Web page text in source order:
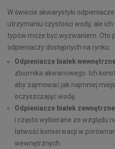
W świecie akwarystyki
utrzymaniu czystości wody, ale
typów może być wyzwaniem. Oto
odpieniaczy dostępnych na rynku:
Odpieniacze białek
zbiornika akwariowego. Ich
aby zajmować jak najmniej
oczyszczając wodę.
Odpieniacze białek zewnętrzne
i często wybierane ze względu
łatwość konserwacji w
wewnętrznych.